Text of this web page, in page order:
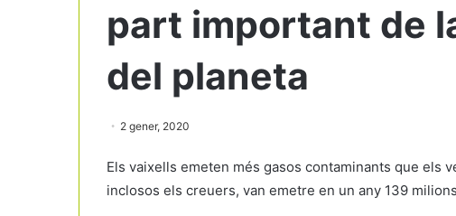
part important de
del planeta
2 gener, 2020
Els vaixells emeten més gasos contaminants que els
inclosos els creuers, van emetre en un any 139